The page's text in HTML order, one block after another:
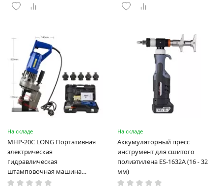
На складе
MHP-20C LONG Портативная
электрическая
гидравлическая
штамповочная машина
высокая мощность и мощный
На складе
Аккумуляторный пресс
инструмент для сшитого
полиэтилена ES-1632A (16 - 32
мм)